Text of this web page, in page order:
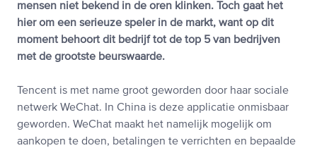
mensen niet bekend in de oren klinken. Toch gaat het
hier om een serieuze speler in de markt, want op dit
moment behoort dit bedrijf tot de top 5 van bedrijven
met de grootste beurswaarde.
Tencent is met name groot geworden door haar sociale
netwerk WeChat. In China is deze applicatie onmisbaar
geworden. WeChat maakt het namelijk mogelijk om
aankopen te doen, betalingen te verrichten en bepaalde